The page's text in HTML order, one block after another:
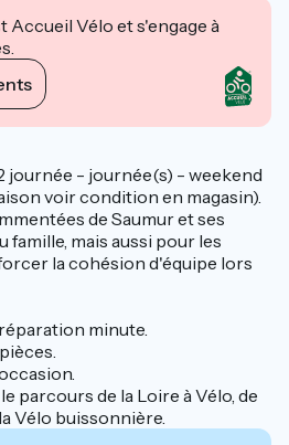
Accueil Vélo et s'engage à
2 journée - journée(s) - weekend
voir condition en magasin).
de Saumur et ses
famille, mais aussi pour les
la cohésion d'équipe lors
minute.
parcours de la Loire à Vélo, de
Vélo buissonnière.